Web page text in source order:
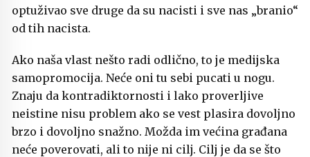
optuživao sve druge da su nacisti i sve nas „branio“
od tih nacista.
Ako naša vlast nešto radi odlično, to je medijska
samopromocija. Neće oni tu sebi pucati u nogu.
Znaju da kontradiktornosti i lako proverljive
neistine nisu problem ako se vest plasira dovoljno
brzo i dovoljno snažno. Možda im većina građana
neće poverovati, ali to nije ni cilj. Cilj je da se što